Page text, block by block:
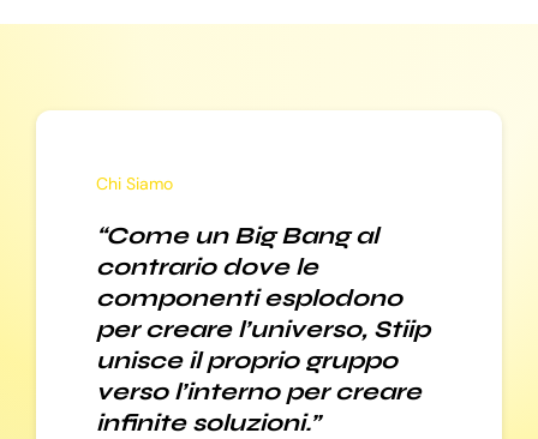
Chi Siamo
“Come un Big Bang al
contrario dove le
componenti esplodono
per creare l’universo, Stiip
unisce il proprio gruppo
verso l’interno per creare
infinite soluzioni.”